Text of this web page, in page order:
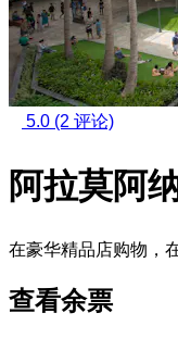
5.0 (2 评论)
阿拉莫阿
在豪华精品店购物，
查看余票